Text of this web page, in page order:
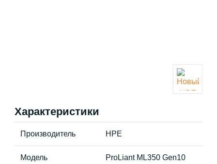
Характеристики
Производитель HPE
Модель
ProLiant ML350 Gen10